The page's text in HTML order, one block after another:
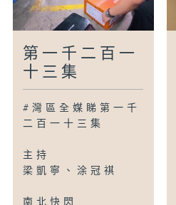
第一千二百一
十三集
#灣區全媒睇第一千
二百一十三集
主持
梁凱寧、涂冠祺
南北快閃